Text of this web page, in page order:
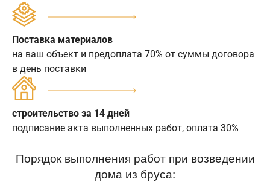
Поставка материалов
на ваш объект и предоплата 70% от суммы договора
в день поставки
строительство за 14 дней
подписание акта выполненных работ, оплата 30%
Порядок выполнения работ при возведении
дома из бруса: